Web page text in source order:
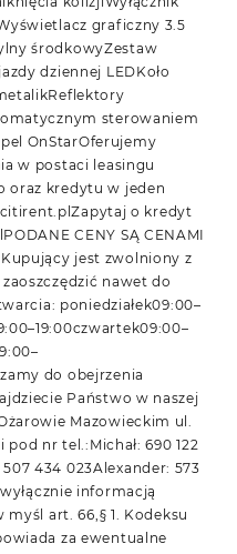
graficzny 3.5
środkowyZestaw
dziennej LEDKoło
sterowaniem
OnStarOferujemy
w postaci leasingu
oraz kredytu w jeden
o kredyt
CENY SĄ CENAMI
Kupujący jest zwolniony z
nawet do
poniedziałek09:00–
do obejrzenia
Państwo w naszej
Mazowieckim ul.
pod nr tel.:Michał: 690 122
434 023Alexander: 573
informacją
art. 66,§ 1. Kodeksu
za ewentualne